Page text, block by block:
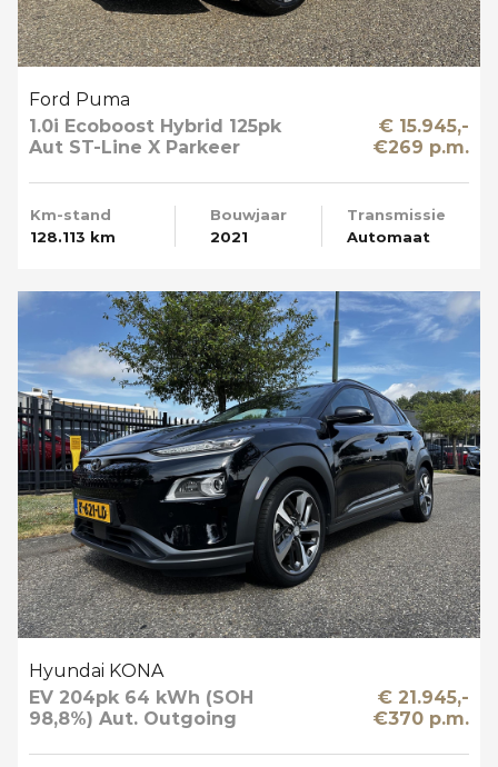
Ford Puma
1.0i Ecoboost Hybrid 125pk
Aut ST-Line X Parkeer
€ 15.945,-
€269 p.m.
Km-stand
128.113 km
Bouwjaar
2021
Transmissie
Automaat
Hyundai KONA
EV 204pk 64 kWh (SOH
98,8%) Aut. Outgoing
€ 21.945,-
€370 p.m.